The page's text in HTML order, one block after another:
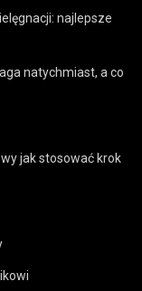
najlepsze
natychmiast, a co
jak stosować krok